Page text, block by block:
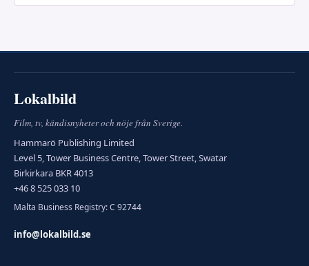
Lokalbild
Film, tv, kändisnyheter och nöje från Sverige.
Hammarö Publishing Limited
Level 5, Tower Business Centre, Tower Street, Swatar
Birkirkara BKR 4013
+46 8 525 033 10
Malta Business Registry: C 92744
info@lokalbild.se